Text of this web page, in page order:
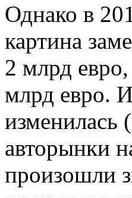
Однако в
картина
2 млрд
млрд евро.
изменилась
авторынки
произошли